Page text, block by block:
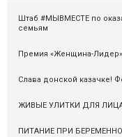
Штаб #МЫВМЕСТЕ по
семьям
Премия «Женщина-Лидер»
Слава донской казачке!
ЖИВЫЕ УЛИТКИ ДЛЯ ЛИЦА.
ПИТАНИЕ ПРИ